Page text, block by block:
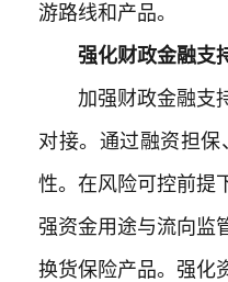
游路线和产品。
强化财政金融支
加强财政金融支持
对接。通过融资担
性。在风险可控前提
强资金用途与流向监
换货保险产品。强化